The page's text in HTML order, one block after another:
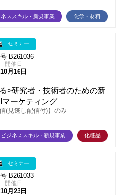
ネススキル・新規事業 化学・材料
セミナー
B261036
開催日
10月16日
>研究者・技術者のための新
マーケティング
(見逃し配信付)】のみ
ビジネススキル・新規事業 化粧品
セミナー
B261033
開催日
10月23日